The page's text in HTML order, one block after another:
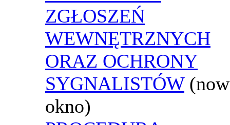
ZGŁOSZEŃ
WEWNĘTRZNYCH
ORAZ OCHRONY
SYGNALISTÓW
okno)